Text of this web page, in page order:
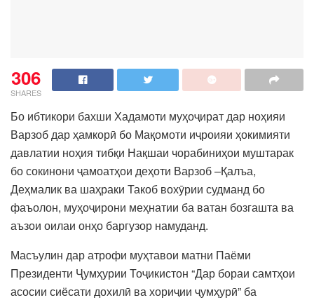
306
SHARES
Бо ибтикори бахши Хадамоти муҳоҷират дар ноҳияи
Варзоб дар ҳамкорӣ бо Мақомоти иҷроияи ҳокимияти
давлатии ноҳия тибқи Нақшаи чорабиниҳои муштарак
бо сокинони ҷамоатҳои деҳоти Варзоб –Қалъа,
Деҳмалик ва шаҳраки Такоб вохӯрии судманд бо
фаъолон, муҳоҷирони меҳнатии ба ватан бозгашта ва
аъзои оилаи онҳо баргузор намуданд.
Масъулин дар атрофи муҳтавои матни Паёми
Президенти Ҷумҳурии Тоҷикистон “Дар бораи самтҳои
асосии сиёсати дохилӣ ва хориҷии ҷумҳурӣ” ба